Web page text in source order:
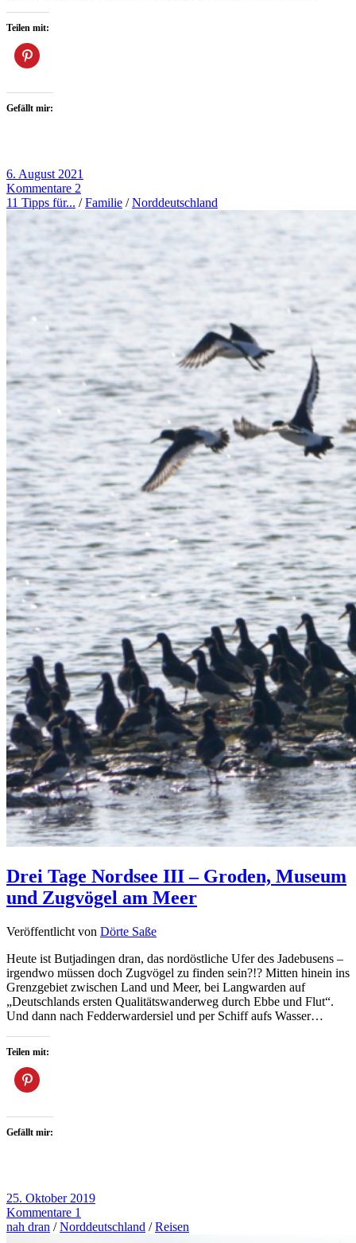
Teilen mit:
Gefällt mir:
6. August 2021
Kommentare 2
11 Tipps für... /Familie /Norddeutschland
Drei Tage Nordsee III – Groden, Museum
und Zugvögel am Meer
Veröffentlicht von Dörte Saße
Heute ist Butjadingen dran, das nordöstliche Ufer des Jadebusens –
irgendwo müssen doch Zugvögel zu finden sein?!? Mitten hinein ins
Grenzgebiet zwischen Land und Meer, bei Langwarden auf
„Deutschlands ersten Qualitätswanderweg durch Ebbe und Flut“.
Und dann nach Fedderwardersiel und per Schiff aufs Wasser…
Teilen mit:
Gefällt mir:
25. Oktober 2019
Kommentare 1
nah dran /Norddeutschland /Reisen